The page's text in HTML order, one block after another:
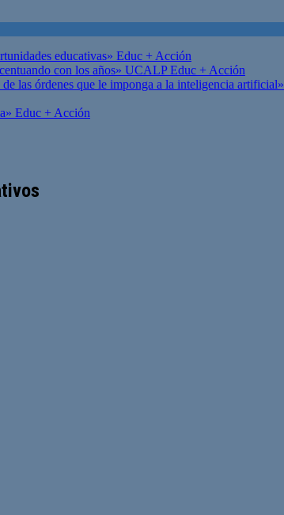
educativas» Educ + Acción
con los años» UCALPEduc + Acción
las órdenes que le imponga a la inteligencia artificial»
Educ + Acción